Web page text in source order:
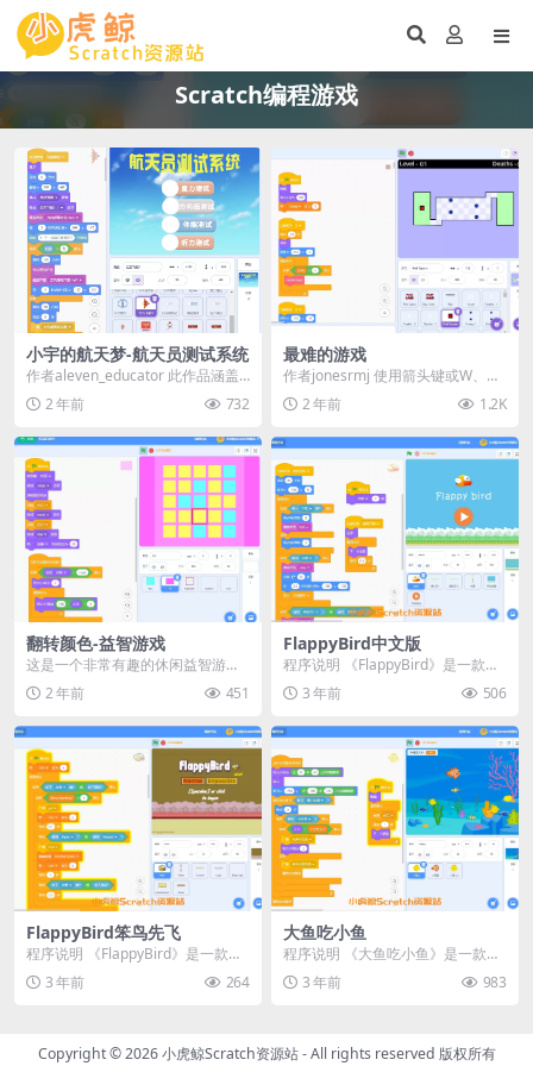
Scratch编程游戏
小宇的航天梦-航天员测试系统
作者aleven_educator 此作品涵盖
两大部分： 第一部分主要讲小宇的
成...2 年前 732
最难的游戏
作者jonesrmj 使用箭头键或W、
A、S、D键来移动红色方块。当你
点击“开始...
2 年前 1.2K
翻转颜色-益智游戏
这是一个非常有趣的休闲益智游戏
作品。 通过按方向键控制控制方块
翻转，目标是将所有...
2 年前 451
FlappyBird中文版
程序说明 《FlappyBird》是一款经
典游戏，现在我们已经用Scratch
重...3 年前 506
FlappyBird笨鸟先飞
程序说明 《FlappyBird》是一款经
典游戏，现在我们已经用Scratch
重...3 年前 264
大鱼吃小鱼
程序说明 《大鱼吃小鱼》是一款基
于Scratch平台开发的趣味小游戏。
在这个游戏...
3 年前 983
Copyright © 2026小虎鲸Scratch资源站- All rights reserved 版权所有